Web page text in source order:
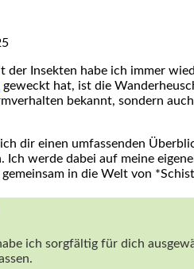
der Insekten habe ich immer
geweckt hat, ist die
bekannt, sondern
dir einen umfassenden
Ich werde dabei auf ⁣meine
in die Welt von
ich sorgfältig für dich